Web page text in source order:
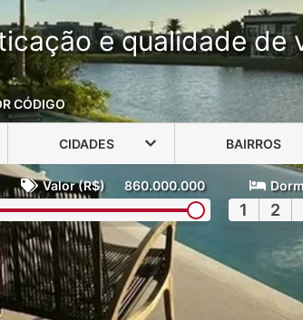
e qualidade de
CÓDIGO
CIDADES BAIRROS
Valor (R$) 860.000.000
1 2